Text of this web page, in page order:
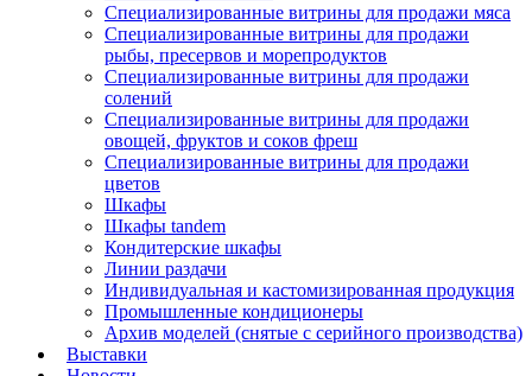
Специализированные витрины для продажи мяса
Специализированные витрины для продажи
рыбы, пресервов и морепродуктов
Специализированные витрины для продажи
солений
Специализированные витрины для продажи
овощей, фруктов и соков фреш
Специализированные витрины для продажи
цветов
Шкафы
Шкафы tandem
Кондитерские шкафы
Линии раздачи
Индивидуальная и кастомизированная продукция
Промышленные кондиционеры
Архив моделей (снятые с серийного производства)
Выставки